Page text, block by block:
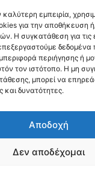
εμπειρία,
για την αποθήκευση
Η συγκατάθεση για τις
περιήγησης ή
τον ιστότοπο. Η μη
μπορεί να
και δυνατότητες.
Αποδοχή
Δεν αποδέχομαι
Όροι Χρήσης